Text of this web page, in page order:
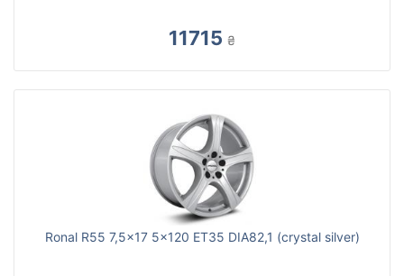
11715 ₴
Ronal R55 7,5x17 5x120 ET35 DIA82,1 (crystal silver)